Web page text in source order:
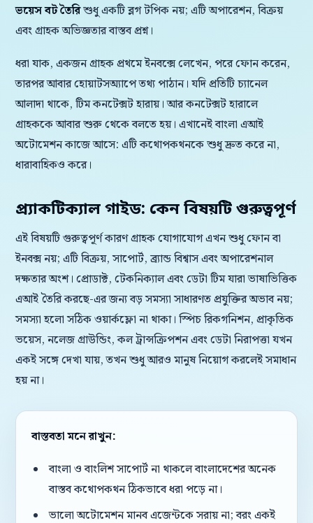
ভয়েস বট তৈরিশুধু একটি ব্লগ টপিক নয়; এটি অপারেশন, বিক্রয়
এবং গ্রাহক অভিজ্ঞতার বাস্তব প্রশ্ন।
ধরা যাক, একজন গ্রাহক প্রথমে ইনবক্সে লেখেন, পরে ফোন করেন,
তারপর আবার হোয়াটসঅ্যাপে তথ্য পাঠান। যদি প্রতিটি চ্যানেল
আলাদা থাকে, টিম কনটেক্সট হারায়। আর কনটেক্সট হারালে
গ্রাহককে আবার শুরু থেকে বলতে হয়। এখানেই বাংলা এআই
অটোমেশন কাজে আসে: এটি কথোপকথনকে শুধু দ্রুত করে না,
ধারাবাহিকও করে।
প্র্যাকটিক্যাল গাইড: কেন বিষয়টি গুরুত্বপূর্ণ
এই বিষয়টি গুরুত্বপূর্ণ কারণ গ্রাহক যোগাযোগ এখন শুধু ফোন বা
ইনবক্স নয়; এটি বিক্রয়, সাপোর্ট, ব্র্যান্ড বিশ্বাস এবং অপারেশনাল
দক্ষতার অংশ। প্রোডাক্ট, টেকনিক্যাল এবং ডেটা টিম যারা ভাষাভিত্তিক
এআই তৈরি করছে-এর জন্য বড় সমস্যা সাধারণত প্রযুক্তির অভাব নয়;
সমস্যা হলো সঠিক ওয়ার্কফ্লো না থাকা। স্পিচ রিকগনিশন, প্রাকৃতিক
ভয়েস, নলেজ গ্রাউন্ডিং, কল ট্রান্সক্রিপশন এবং ডেটা নিরাপত্তা যখন
একই সঙ্গে দেখা যায়, তখন শুধু আরও মানুষ নিয়োগ করলেই সমাধান
হয় না।
বাস্তবতা মনে রাখুন:
বাংলা ও বাংলিশ সাপোর্ট না থাকলে বাংলাদেশের অনেক
বাস্তব কথোপকথন ঠিকভাবে ধরা পড়ে না।
ভালো অটোমেশন মানব এজেন্টকে সরায় না; বরং একই